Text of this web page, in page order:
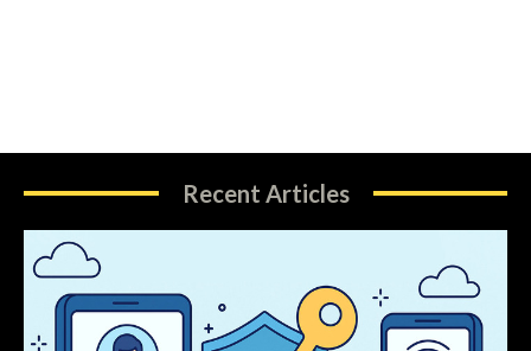
Recent Articles